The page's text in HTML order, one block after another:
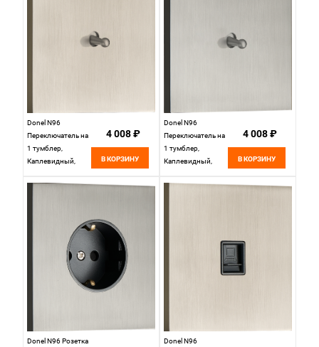
Donel N96
Переключатель на
1 тумблер,
Каплевидный,
серия DT,
4 008 ₽
В КОРЗИНУ
Donel N96
Переключатель на
1 тумблер,
Каплевидный,
Вороненая сталь,
4 008 ₽
В КОРЗИНУ
Donel N96 Розетка Donel N96